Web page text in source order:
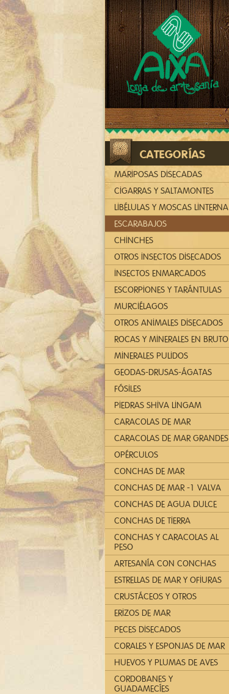
CATEGORÍAS
MARIPOSAS DISECADAS
CIGARRAS Y SALTAMONTES
LIBÉLULAS Y MOSCAS LINTERNA
ESCARABAJOS
CHINCHES
OTROS INSECTOS DISECADOS
INSECTOS ENMARCADOS
ESCORPIONES Y TARÁNTULAS
MURCIÉLAGOS
OTROS ANIMALES DISECADOS
ROCAS Y MINERALES EN BRUTO
MINERALES PULIDOS
GEODAS-DRUSAS-ÁGATAS
FÓSILES
PIEDRAS SHIVA LINGAM
CARACOLAS DE MAR
CARACOLAS DE MAR GRANDES
OPÉRCULOS
CONCHAS DE MAR
CONCHAS DE MAR -1 VALVA
CONCHAS DE AGUA DULCE
CONCHAS DE TIERRA
CONCHAS Y CARACOLAS AL
PESO
ARTESANÍA CON CONCHAS
ESTRELLAS DE MAR Y OFIURAS
CRUSTÁCEOS Y OTROS
ERIZOS DE MAR
PECES DISECADOS
CORALES Y ESPONJAS DE MAR
HUEVOS Y PLUMAS DE AVES
CORDOBANES Y
GUADAMECÍES